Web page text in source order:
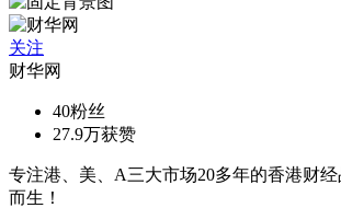
关注
财华网
40粉丝
27.9万获赞
专注港、美、A三大市场20多年的香港财
而生！